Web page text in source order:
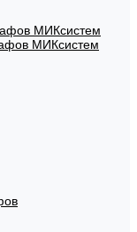
МИКсистем
МИКсистем